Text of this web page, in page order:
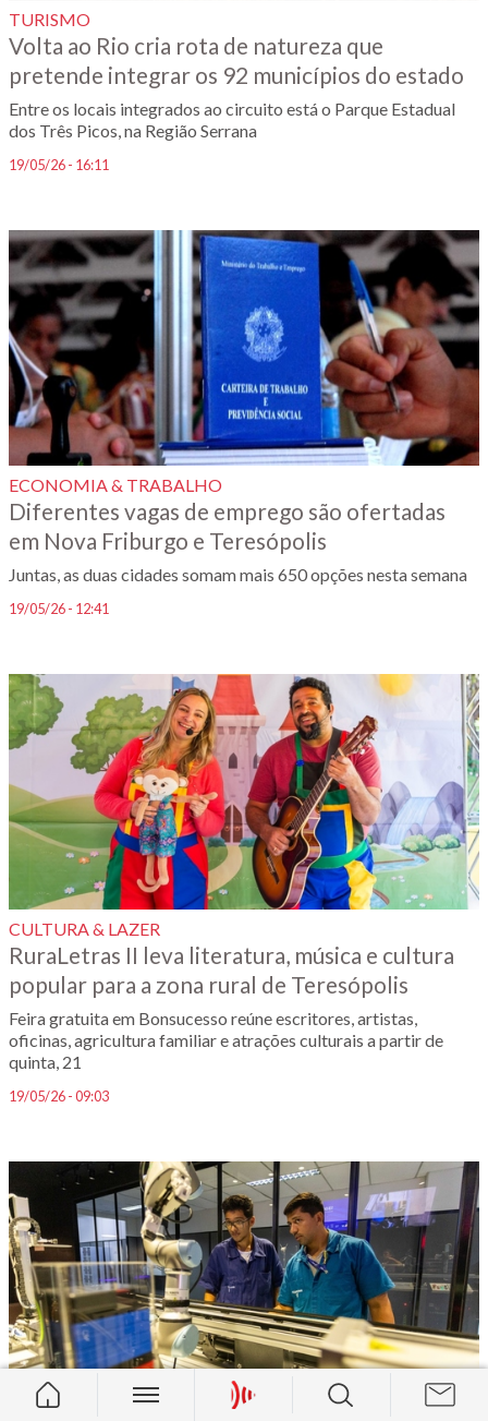
TURISMO
Volta ao Rio cria rota de natureza que
pretende integrar os 92 municípios do estado
Entre os locais integrados ao circuito está o Parque Estadual
dos Três Picos, na Região Serrana
19/05/26 - 16:11
ECONOMIA & TRABALHO
Diferentes vagas de emprego são ofertadas
em Nova Friburgo e Teresópolis
Juntas, as duas cidades somam mais 650 opções nesta semana
19/05/26 - 12:41
CULTURA & LAZER
RuraLetras II leva literatura, música e cultura
popular para a zona rural de Teresópolis
Feira gratuita em Bonsucesso reúne escritores, artistas,
oficinas, agricultura familiar e atrações culturais a partir de
quinta, 21
19/05/26 - 09:03